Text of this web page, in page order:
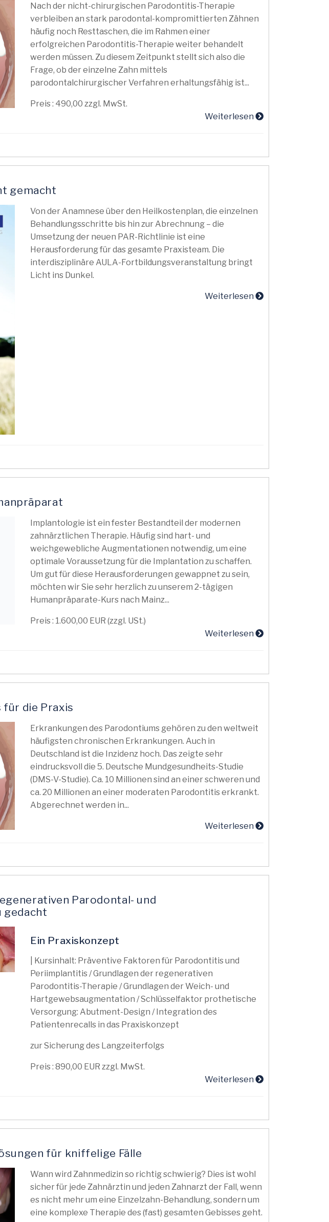
Nach der nicht-chirurgischen Parodontitis-Therapie
verbleiben an stark parodontal-kompromittierten Zähnen
häufig noch Resttaschen, die im Rahmen einer
erfolgreichen Parodontitis-Therapie weiter behandelt
werden müssen. Zu diesem Zeitpunkt stellt sich also die
Frage, ob der einzelne Zahn mittels
parodontalchirurgischer Verfahren erhaltungsfähig ist...
Preis : 490,00 zzgl. MwSt.
Weiterlesen
gemacht
Von der Anamnese über den Heilkostenplan, die einzelnen
Behandlungsschritte bis hin zur Abrechnung – die
Umsetzung der neuen PAR-Richtlinie ist eine
Herausforderung für das gesamte Praxisteam. Die
interdisziplinäre AULA-Fortbildungsveranstaltung bringt
Licht ins Dunkel.
Weiterlesen
Implantologie ist ein fester Bestandteil der modernen
zahnärztlichen Therapie. Häufig sind hart- und
weichgewebliche Augmentationen notwendig, um eine
optimale Voraussetzung für die Implantation zu schaffen.
Um gut für diese Herausforderungen gewappnet zu sein,
möchten wir Sie sehr herzlich zu unserem 2-tägigen
Humanpräparate-Kurs nach Mainz...
Preis : 1.600,00 EUR (zzgl. USt.)
Weiterlesen
für die Praxis
Erkrankungen des Parodontiums gehören zu den weltweit
häufigsten chronischen Erkrankungen. Auch in
Deutschland ist die Inzidenz hoch. Das zeigte sehr
eindrucksvoll die 5. Deutsche Mundgesundheits-Studie
(DMS-V-Studie). Ca. 10 Millionen sind an einer schweren und
ca. 20 Millionen an einer moderaten Parodontitis erkrankt.
Abgerechnet werden in...
Weiterlesen
Parodontal- und
gedacht
Ein Praxiskonzept
| Kursinhalt: Präventive Faktoren für Parodontitis und
Periimplantitis / Grundlagen der regenerativen
Parodontitis-Therapie / Grundlagen der Weich- und
Hartgewebsaugmentation / Schlüsselfaktor prothetische
Versorgung: Abutment-Design / Integration des
Patientenrecalls in das Praxiskonzept
zur Sicherung des Langzeiterfolgs
Preis : 890,00 EUR zzgl. MwSt.
Weiterlesen
für kniffelige Fälle
Wann wird Zahnmedizin so richtig schwierig? Dies ist wohl
sicher für jede Zahnärztin und jeden Zahnarzt der Fall, wenn
es nicht mehr um eine Einzelzahn-Behandlung, sondern um
eine komplexe Therapie des (fast) gesamten Gebisses geht.